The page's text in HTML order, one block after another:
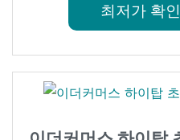
최저가 확